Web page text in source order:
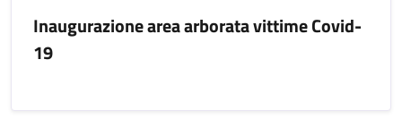
Inaugurazione area arborata vittime Covid-
19